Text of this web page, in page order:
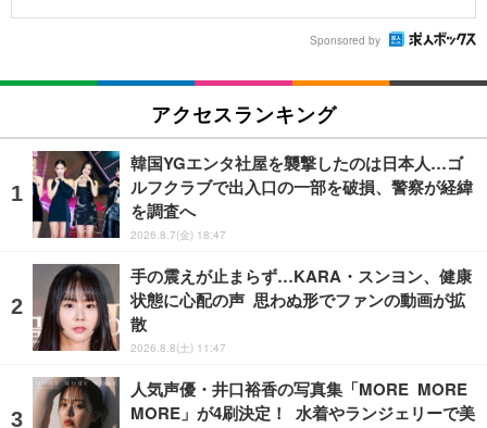
Sponsored by
アクセスランキング
韓国YGエンタ社屋を襲撃したのは日本人…ゴ
ルフクラブで出入口の一部を破損、警察が経緯
を調査へ
2026.8.7(金) 18:47
手の震えが止まらず…KARA・スンヨン、健康
状態に心配の声 思わぬ形でファンの動画が拡
散
2026.8.8(土) 11:47
人気声優・井口裕香の写真集「MORE MORE
MORE」が4刷決定！ 水着やランジェリーで美